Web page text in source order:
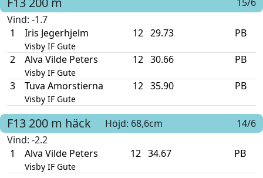
Vind: -1.7
1
Iris Jegerhjelm
Visby IF Gute
12 29.73 PB
2 Alva Vilde Peters
Visby IF Gute
12 30.66 PB
3 Tuva Amorstierna
Visby IF Gute
12 35.90 PB
F13 200 m häck Höjd: 68,6cm
14/6
Vind: -2.2
1
Alva Vilde Peters
Visby IF Gute
12 34.67 PB